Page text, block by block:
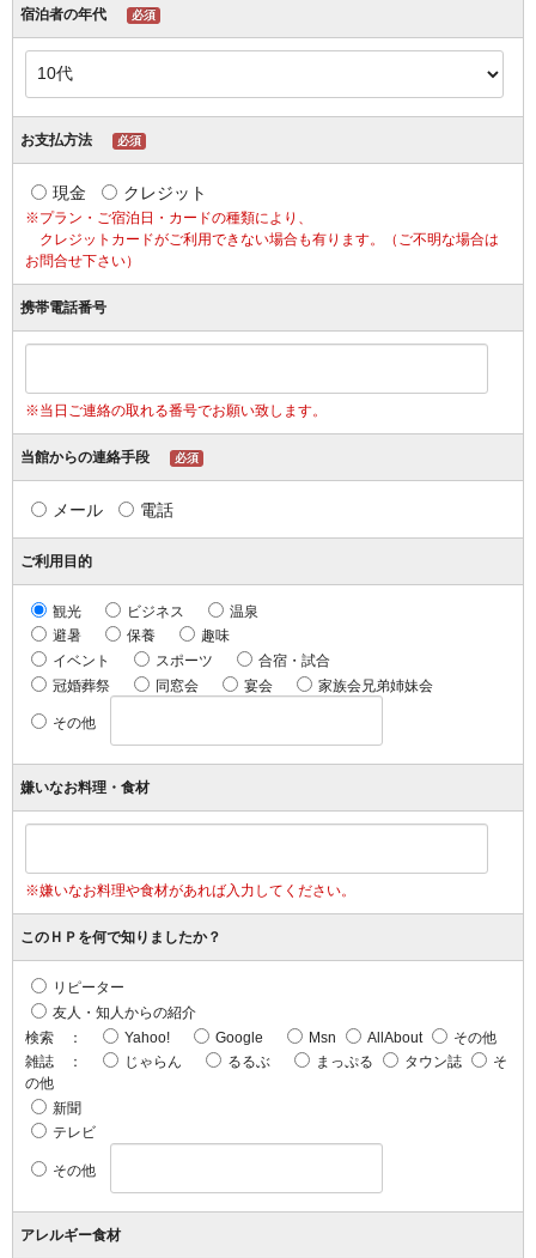
宿泊者の年代 必須
お支払方法 必須
現金 クレジット
※プラン・ご宿泊日・カードの種類により、
クレジットカードがご利用できない場合も有ります。（ご不明な場合は
お問合せ下さい）
携帯電話番号
※当日ご連絡の取れる番号でお願い致します。
当館からの連絡手段 必須
メール 電話
ご利用目的
観光 ビジネス
温泉
避暑
保養
趣味
イベント
スポーツ
合宿・試合
冠婚葬祭
同窓会 宴会 家族会兄弟姉妹会
その他
嫌いなお料理・食材
※嫌いなお料理や食材があれば入力してください。
このＨＰを何で知りましたか？
リピーター
友人・知人からの紹介
検索 ：
Yahoo! Google Msn AllAbout
その他
雑誌 ：
じゃらん るるぶ まっぷる タウン誌
そ
の他
新聞
テレビ
その他
アレルギー食材